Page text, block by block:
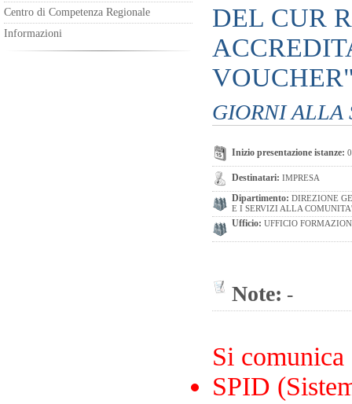
Centro di Competenza Regionale
Informazioni
DEL CUR
GIORNI ALLA
Inizio presentazione istanze:
Destinatari: IMPRESA
Dipartimento: DIREZIONE
E I SERVIZI ALLA COMUNITA'
Ufficio: UFFICIO
Note: -
Si
SPID